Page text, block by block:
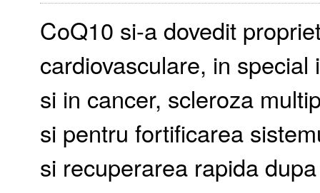
CoQ10 si-a dovedit
cardiovasculare, in
si in cancer, scleroza
si pentru fortificarea
si recuperarea rapida